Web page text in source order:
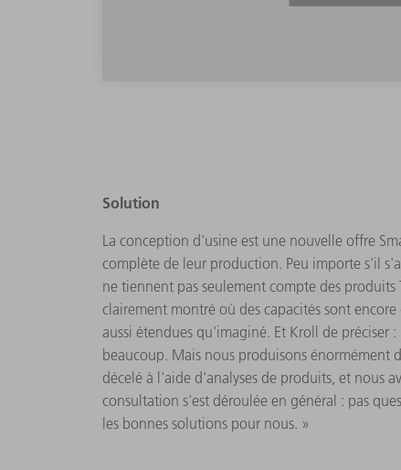
Solution
La conception d'usine est une nouvelle offre
complète de leur production. Peu importe s'il
ne tiennent pas seulement compte des
clairement montré où des capacités sont
aussi étendues qu'imaginé. Et Kroll de préciser
beaucoup. Mais nous produisons énormément
décelé à l'aide d'analyses de produits, et nous
consultation s'est déroulée en général : pas
les bonnes solutions pour nous. »